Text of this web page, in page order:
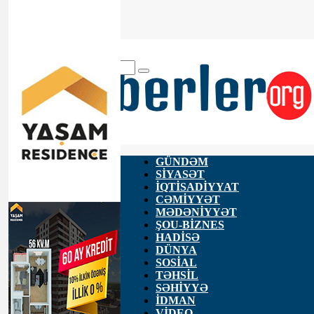
GÜNDƏM
SİYASƏT
İQTİSADİYYAT
CƏMİYYƏT
MƏDƏNİYYƏT
ŞOU-BİZNES
HADİSƏ
DÜNYA
SOSİAL
TƏHSİL
SƏHİYYƏ
İDMAN